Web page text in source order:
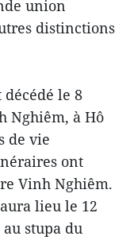
union
distinctions
le 8
Nghiêm, à Hô
de vie
ont
Vinh Nghiêm.
lieu le 12
stupa du